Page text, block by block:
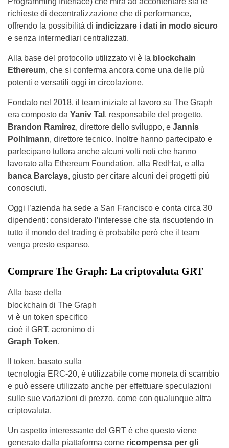
richieste di decentralizzazione che di performance,
offrendo la possibilità di indicizzare i dati in modo sicuro
e senza intermediari centralizzati.
Alla base del protocollo utilizzato vi è la blockchain
Ethereum, che si conferma ancora come una delle più
potenti e versatili oggi in circolazione.
Fondato nel 2018, il team iniziale al lavoro su The Graph
era composto da Yaniv Tal , responsabile del progetto,
Brandon Ramirez, direttore dello sviluppo, e Jannis
Polhlmann, direttore tecnico. Inoltre hanno partecipato e
partecipano tuttora anche alcuni volti noti che hanno
lavorato alla Ethereum Foundation, alla RedHat, e alla
banca Barclays, giusto per citare alcuni dei progetti più
conosciuti.
Oggi l’azienda ha sede a San Francisco e conta circa 30
dipendenti: considerato l’interesse che sta riscuotendo in
tutto il mondo del trading è probabile però che il team
venga presto espanso.
Comprare The Graph: La criptovaluta GRT
Alla base della
blockchain di The Graph
vi è un token specifico
cioè il GRT, acronimo di
Graph Token.
Il token, basato sulla
tecnologia ERC-20, è utilizzabile come moneta di scambio
e può essere utilizzato anche per effettuare speculazioni
sulle sue variazioni di prezzo, come con qualunque altra
criptovaluta.
Un aspetto interessante del GRT è che questo viene
generato dalla piattaforma come ricompensa per gli